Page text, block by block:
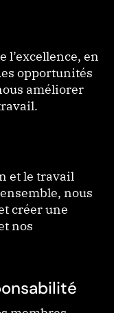
l’excellence, en
opportunités
améliorer
et le travail
nous
créer une
nos